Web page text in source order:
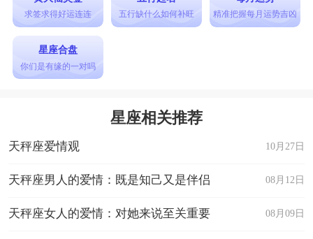
求签求得好运连连 五行缺什么如何补旺 精准把握每月运势吉凶
星座合盘
你们是有缘的一对吗
星座相关推荐
10月27日
天秤座爱情观
08月12日
天秤座男人的爱情：既是知己又是伴侣
08月09日
天秤座女人的爱情：对她来说至关重要